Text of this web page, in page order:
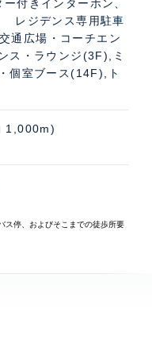
付きインターホン、
レジデンス専用駐車
通広場・コーチエン
ス・ラウンジ(3F),ミ
個室ブース(14F),ト
1,000m)
ス停、およびそこまでの徒歩所要